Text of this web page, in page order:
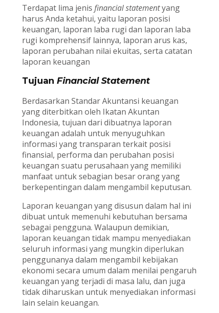
Terdapat lima jenis financial statementyang
harus Anda ketahui, yaitu laporan posisi
keuangan, laporan laba rugi dan laporan laba
rugi komprehensif lainnya, laporan arus kas,
laporan perubahan nilai ekuitas, serta catatan
laporan keuangan
Tujuan Financial Statement
Berdasarkan Standar Akuntansi keuangan
yang diterbitkan oleh Ikatan Akuntan
Indonesia, tujuan dari dibuatnya laporan
keuangan adalah untuk menyuguhkan
informasi yang transparan terkait posisi
finansial, performa dan perubahan posisi
keuangan suatu perusahaan yang memiliki
manfaat untuk sebagian besar orang yang
berkepentingan dalam mengambil keputusan.
Laporan keuangan yang disusun dalam hal ini
dibuat untuk memenuhi kebutuhan bersama
sebagai pengguna. Walaupun demikian,
laporan keuangan tidak mampu menyediakan
seluruh informasi yang mungkin diperlukan
penggunanya dalam mengambil kebijakan
ekonomi secara umum dalam menilai pengaruh
keuangan yang terjadi di masa lalu, dan juga
tidak diharuskan untuk menyediakan informasi
lain selain keuangan.